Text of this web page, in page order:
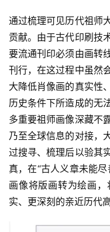
通过梳理可见历代祖师
贡献。由于古代印刷技
要流通刊印必须由画转
刊行，在这过程中虽然
大降低肖像画的真实性
历史条件下所造成的无
多重要祖师画像深藏不
乃至全球信息的对接，
过搜寻、梳理后以验其
真，在“古人义章未能
画像将版画转为绘画
实、更深刻的亲近历代